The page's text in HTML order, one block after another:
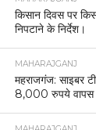
किसान दिवस पर
निपटाने के निर्देश।
MAHARAJGANJ
महराजगंज: साइबर
8,000 रुपये